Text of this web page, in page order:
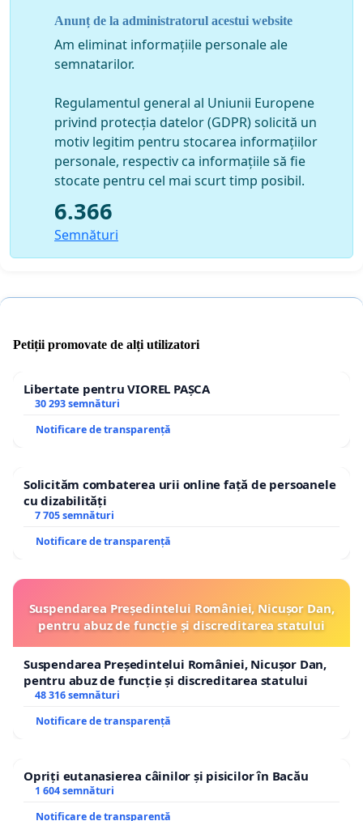
Anunț de la administratorul acestui website
Am eliminat informațiile personale ale
semnatarilor.
Regulamentul general al Uniunii Europene
privind protecția datelor (GDPR) solicită un
motiv legitim pentru stocarea informațiilor
personale, respectiv ca informațiile să fie
stocate pentru cel mai scurt timp posibil.
6.366
Semnături
Petiții promovate de alți utilizatori
Libertate pentru VIOREL PAȘCA
30 293 semnături
Notificare de transparență
Solicităm combaterea urii online față de persoanele
cu dizabilități
7 705 semnături
Notificare de transparență
Suspendarea Președintelui României, Nicușor Dan,
pentru abuz de funcție și discreditarea statului
Suspendarea Președintelui României, Nicușor Dan,
pentru abuz de funcție și discreditarea statului
48 316 semnături
Notificare de transparență
Opriți eutanasierea câinilor și pisicilor în Bacău
1 604 semnături
Notificare de transparență